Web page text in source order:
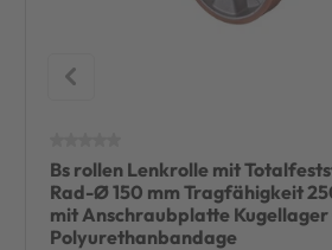
Bs rollen Lenkrolle mit
Rad-Ø 150 mm Tragfähigkeit
mit Anschraubplatte
Polyurethanbandage